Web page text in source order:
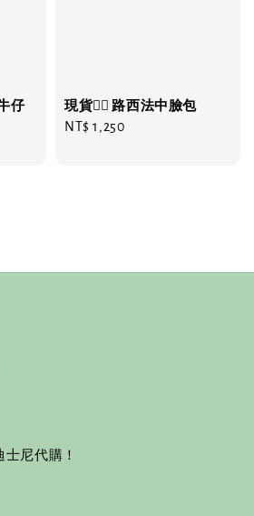
仔
現貨❤️‍🔥 路西法中臉包
Regular
NT$ 1,250
尼代購！